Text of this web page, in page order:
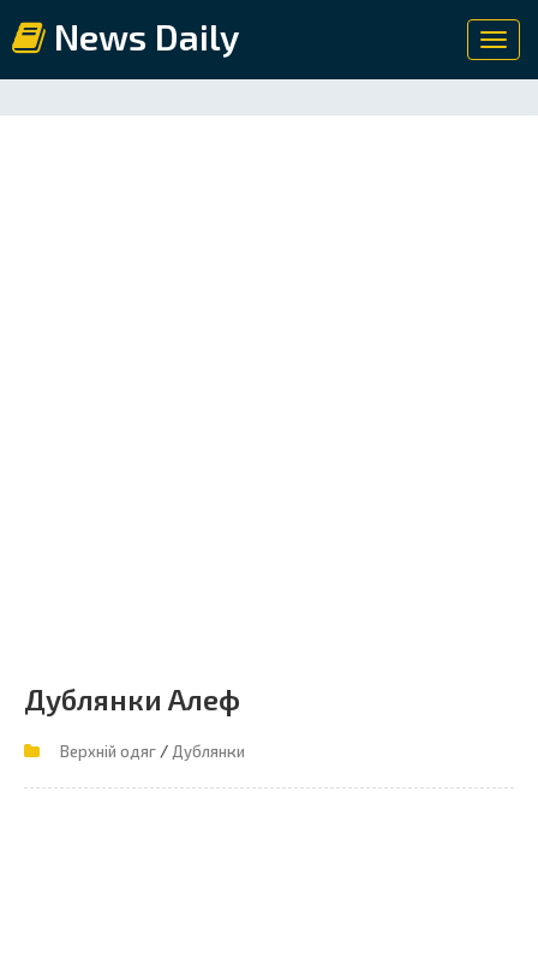
News Daily
Дублянки Алеф
Верхній одяг / Дублянки